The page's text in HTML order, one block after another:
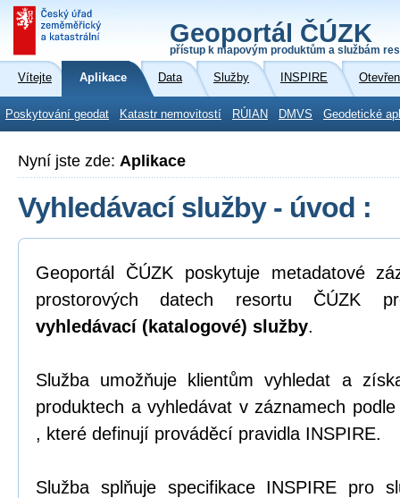
Geoportál ČÚZK
přístup k mapovým produktům a službám
Vítejte Aplikace Data Služby INSPIRE
Poskytování geodat Katastr nemovitostí RÚIAN DMVS Geodetické
Nyní jste zde: Aplikace
Vyhledávací služby - úvod :
Geoportál ČÚZK poskytuje metadatové
prostorových datech resortu ČÚZK
vyhledávací (katalogové) služby.
Služba umožňuje klientům vyhledat a
produktech a vyhledávat v záznamech
, které definují prováděcí pravidla INSPIRE.
Služba splňuje specifikace INSPIRE pro